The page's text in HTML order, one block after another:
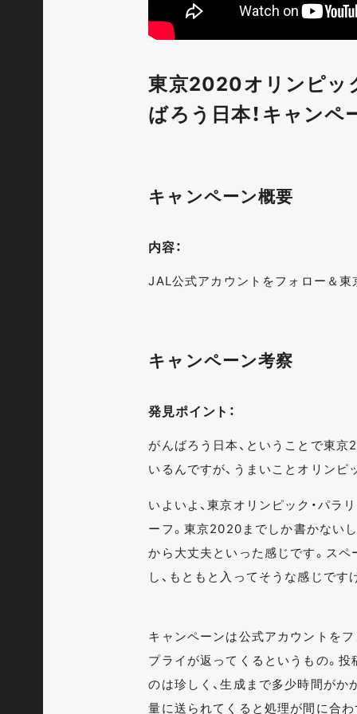
東京2020オリンピッ
ばろう日本！キャンペ
キャンペーン概要
内容：
JAL公式アカウントをフォロー＆
キャンペーン考察
発見ポイント：
がんばろう日本、ということで東
いるんですが、うまいことオリン
いよいよ、東京オリンピック・パ
ーフ。東京2020までしか書かない
から大丈夫といった感じです。ス
し、もともと入ってそうな感じです
キャンペーンは公式アカウントを
プライが返ってくるというもの。
のは珍しく、生成まで多少時間が
量に送られてくると処理が間に合